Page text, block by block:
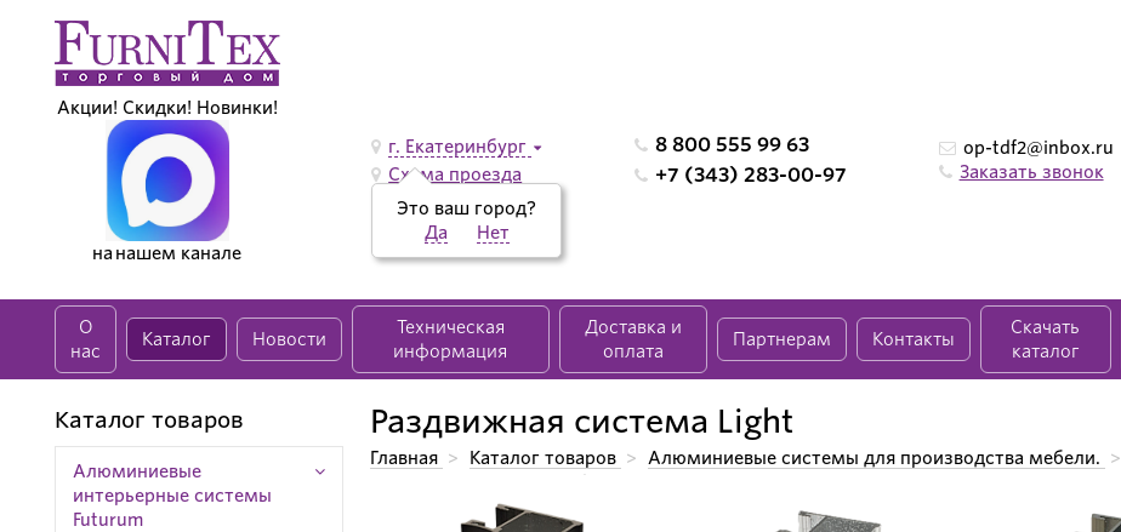
Акции! Скидки! Новинки!
на нашем канале
г. Екатеринбург
Это ваш город?
Да
Нет
Схема проезда
8 800 555 99 63
+7 (343) 283-00-97
op-tdf2@inbox.ru
Заказать звонок
О
нас
Каталог Новости
Техническая
информация
Доставка и
оплата
Партнерам Контакты
Скачать
каталог
Каталог товаров
Алюминиевые
интерьерные системы
Futurum
Раздвижная система Light
Главная > Каталог товаров > Алюминиевые системы для производства мебели. >